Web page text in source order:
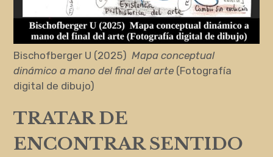
Bischofberger U (2025)Mapa conceptual
dinámico a mano del final del arte (Fotografía
digital de dibujo)
TRATAR DE
ENCONTRAR SENTIDO